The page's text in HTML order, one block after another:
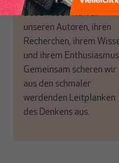
Dabei leben wir von
unseren Autoren, ihren
Recherchen, ihrem
und ihrem
Gemeinsam scheren wir
aus den schmaler
werdenden Leitplanken
des Denkens aus.